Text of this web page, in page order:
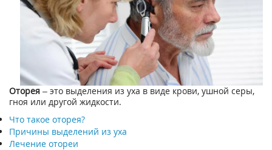
Оторея – это выделения из уха в виде крови, ушной серы,
гноя или другой жидкости.
Что такое оторея?
Причины выделений из уха
Лечение отореи